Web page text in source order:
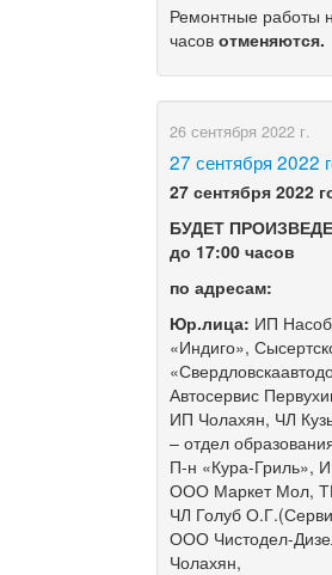
Ремонтные работы
часовотменяются.
26 сентября 2022 г.
​27 сентября 2022
27сентября 2022
БУДЕТ
до 17:00 часов
по адресам:
Юр.лица: ИП
«Индиго»,
Автосервис
ИП Чолахян, ЧЛ
– отдел
П-н «Кура-Гриль»,
ООО Маркет Мол,
ЧЛ Голуб
ООО Чистодел-
Чолахян,